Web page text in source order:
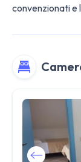
convenzionati e